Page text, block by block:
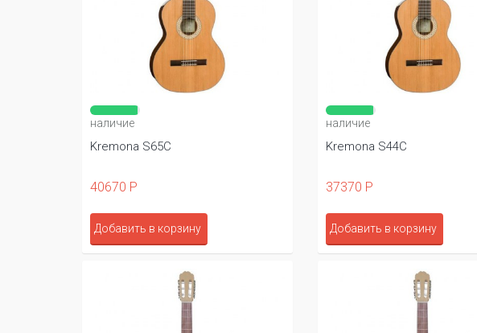
наличие
Kremona S44C
37370 Р
Добавить в корзину
наличие
Kremona S65C
40670 Р
Добавить в корзину